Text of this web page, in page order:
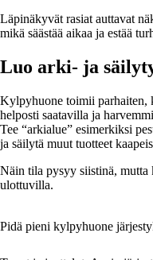
Läpinäkyvät rasiat auttavat
mikä säästää aikaa ja estää
Luo arki- ja
Kylpyhuone toimii parhaiten,
helposti saatavilla ja
Tee “arkialue” esimerkiksi
ja säilytä muut tuotteet
Näin tila pysyy siistinä,
ulottuvilla.
Pidä pieni kylpyhuone